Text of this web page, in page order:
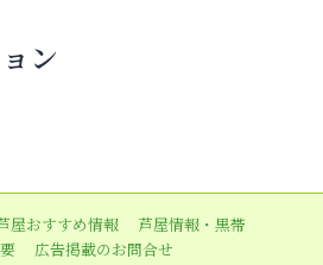
ン
屋おすすめ情報
芦屋情報・黒帯
広告掲載のお問合せ